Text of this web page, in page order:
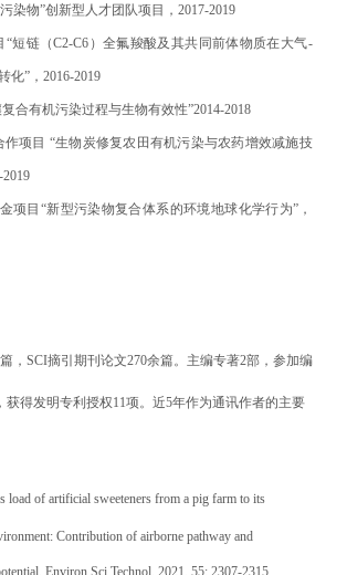
染物”创新型人才团队项目， 2017-2019
“短链（C2-C6 ）全氟羧酸及其共同前体物质在大气-
化”， 2016-2019
合有机污染过程与生物有效性”2014-2018
作项目 “生物炭修复农田有机污染与农药增效减施技
项目“新型污染物复合体系的环境地球化学行为”，
， SCI摘引期刊论文270余篇。主编专著2部，参加编
获得发明专利授权11项。近5年作为通讯作者的主要
load of artificial sweeteners from a pig farm to its
Contribution of airborne pathway and
Environ Sci Technol, 2021, 55: 2307-2315